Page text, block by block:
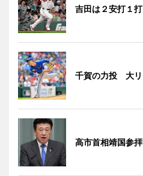
吉田は２安打１
千賀の力投 大リ
高市首相靖国参